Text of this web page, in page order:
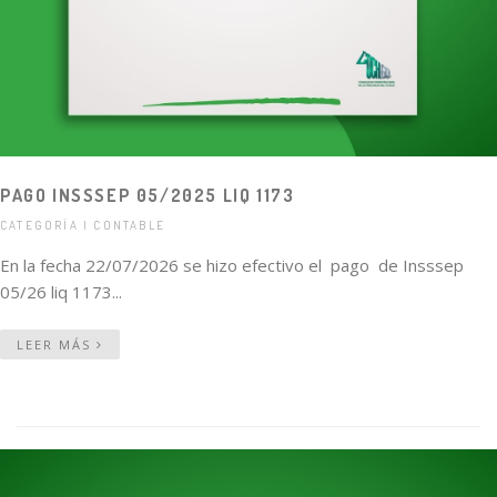
PAGO INSSSEP 05/2025 LIQ 1173
CATEGORÍA | CONTABLE
En la fecha 22/07/2026 se hizo efectivo el pago de Insssep
05/26 liq 1173...
LEER MÁS